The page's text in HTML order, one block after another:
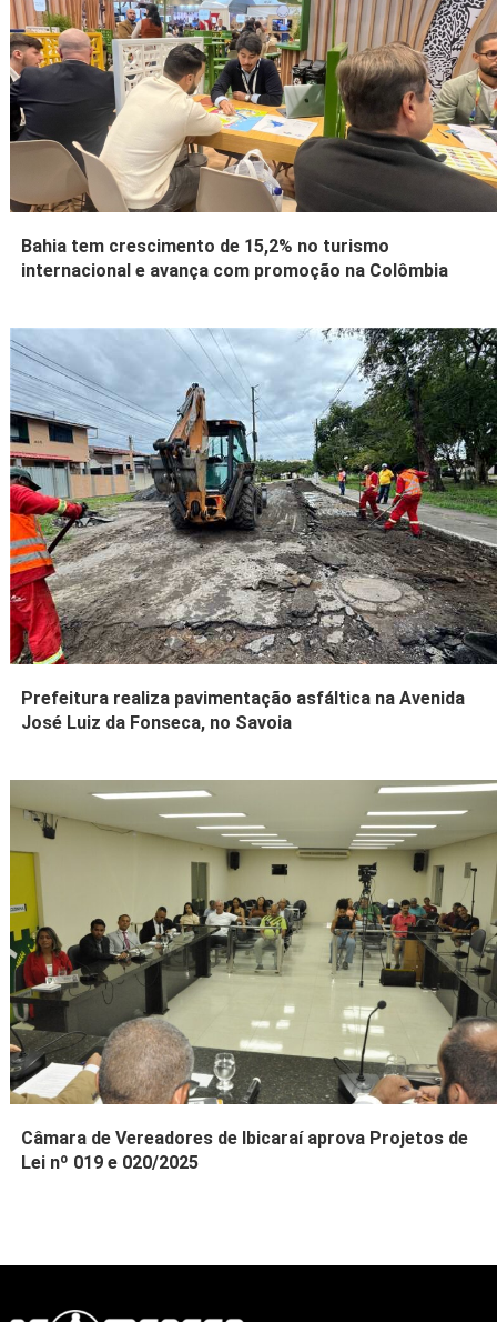
Bahia tem crescimento de 15,2% no turismo
internacional e avança com promoção na Colômbia
Prefeitura realiza pavimentação asfáltica na Avenida
José Luiz da Fonseca, no Savoia
Câmara de Vereadores de Ibicaraí aprova Projetos de
Lei nº 019 e 020/2025